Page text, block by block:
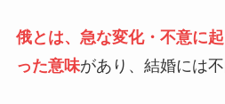
俄とは、急な変化・不意に
った意味があり、結婚には